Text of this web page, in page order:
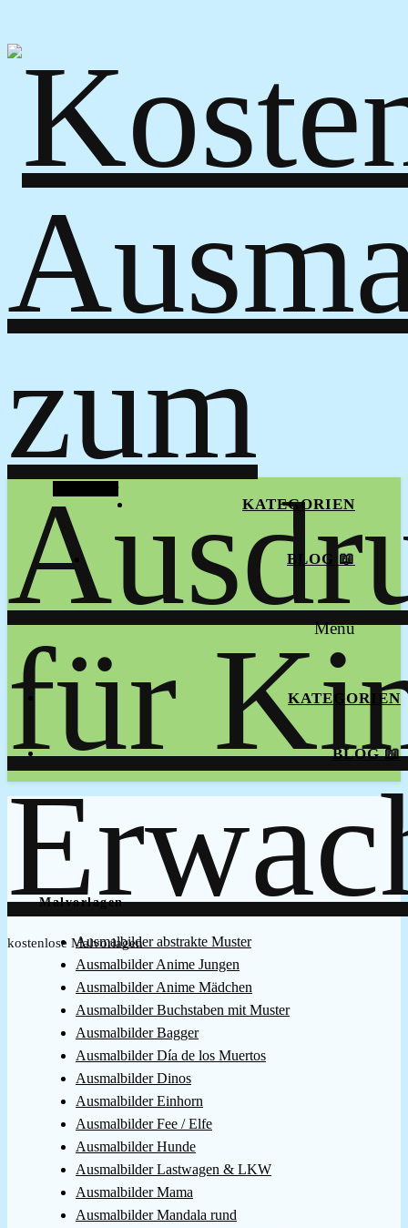
kostenlose Malvorlagen
KATEGORIEN
BLOG 📖
Menu
KATEGORIEN
BLOG 📖
Malvorlagen
Ausmalbilder abstrakte Muster
Ausmalbilder Anime Jungen
Ausmalbilder Anime Mädchen
Ausmalbilder Buchstaben mit Muster
Ausmalbilder Bagger
Ausmalbilder Día de los Muertos
Ausmalbilder Dinos
Ausmalbilder Einhorn
Ausmalbilder Fee / Elfe
Ausmalbilder Hunde
Ausmalbilder Lastwagen & LKW
Ausmalbilder Mama
Ausmalbilder Mandala rund